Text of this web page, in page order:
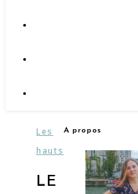
Les
hauts
LE
A propos